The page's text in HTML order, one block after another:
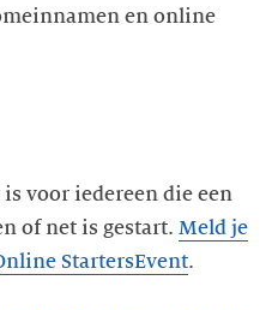
en online
voor iedereen die een
of net is gestart. Meld je
StartersEvent.